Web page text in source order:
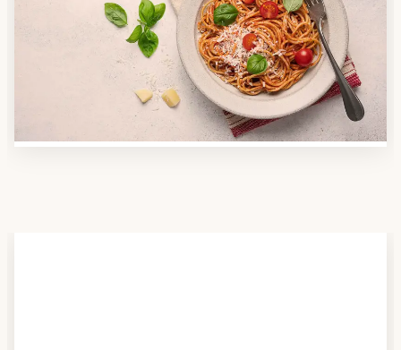
Nutzen Sie unsere große Mahlzeiten-Dienst-Suche,
um herauszufinden, welche Anbieter es in Ihrer
Region gibt und welcher am besten zu Ihnen passt.
Verschaffen Sie sich auch einen Überblick über die
Essen auf Rädern-Kosten.